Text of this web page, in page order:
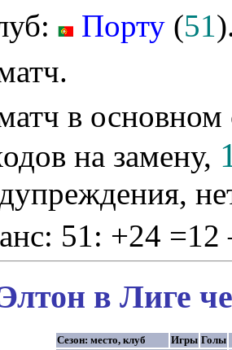
Порту (51
в основном
на замену,
51: +24 =12
в Лиге
Сезон: место, клуб Игры Голы